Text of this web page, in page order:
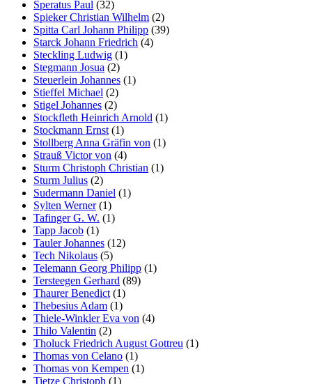
Speratus Paul (32)
Spieker Christian Wilhelm (2)
Spitta Carl Johann Philipp (39)
Starck Johann Friedrich (4)
Steckling Ludwig (1)
Stegmann Josua (2)
Steuerlein Johannes (1)
Stieffel Michael (2)
Stigel Johannes (2)
Stockfleth Heinrich Arnold (1)
Stockmann Ernst (1)
Stollberg Anna Gräfin von (1)
Strauß Victor von (4)
Sturm Christoph Christian (1)
Sturm Julius (2)
Sudermann Daniel (1)
Sylten Werner(1)
Tafinger G. W. (1)
Tapp Jacob (1)
Tauler Johannes (12)
Tech Nikolaus (5)
Telemann Georg Philipp (1)
Tersteegen Gerhard (89)
Thaurer Benedict (1)
Thebesius Adam (1)
Thiele-Winkler Eva von (4)
Thilo Valentin (2)
Tholuck Friedrich August Gottreu (1)
Thomas von Celano (1)
Thomas von Kempen (1)
Tietze Christoph (1)